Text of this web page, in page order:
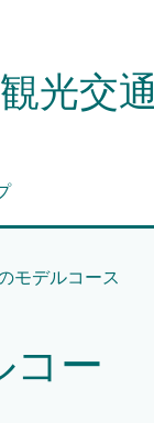
光交通
モデルコース
コー